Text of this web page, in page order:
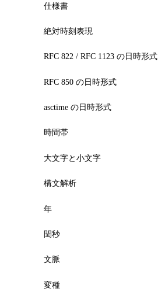
仕様書
絶対時刻表現
RFC 822 / RFC 1123 の日時形式
RFC 850 の日時形式
asctime の日時形式
時間帯
大文字と小文字
構文解析
年
閏秒
文脈
変種